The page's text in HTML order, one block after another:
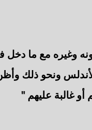
وغيره مع ما
ونحو ذلك
أو غالبة عليهم "